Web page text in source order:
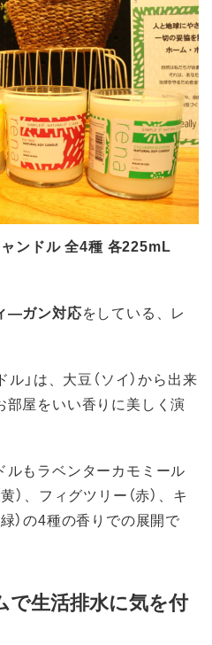
ンドル 全4種 各225mL
―ガン対応をしている、レ
」は、大豆（ソイ）から出来
屋をいい香りに美しく演
もラベンターカモミール
）、フィグツリー（赤）、キ
）の4種の香りでの展開で
で生活排水に気を付